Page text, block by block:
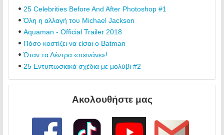
25 Celebrities Before And After Photoshop #1
Όλη η αλλαγή του Michael Jackson
Aquaman - Official Trailer 2018
Πόσο κοστίζει να είσαι ο Batman
Όταν τα Δέντρα «πεινάνε»!
25 Εντυπωσιακά σχέδια με μολύβι #2
Ακολουθήστε μας